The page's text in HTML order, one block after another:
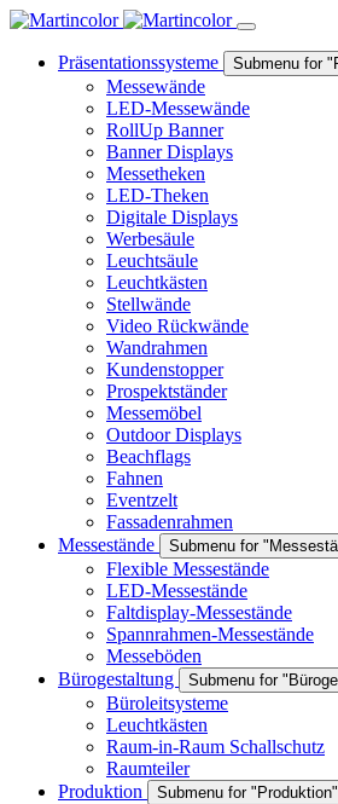
Präsentationssysteme Submenu for
Messewände
LED-Messewände
RollUp Banner
Banner Displays
Messetheken
LED-Theken
Digitale Displays
Werbesäule
Leuchtsäule
Leuchtkästen
Stellwände
Video Rückwände
Wandrahmen
Kundenstopper
Prospektständer
Messemöbel
Outdoor Displays
Beachflags
Fahnen
Eventzelt
Fassadenrahmen
Messestände
Submenu for
Flexible Messestände
LED-Messestände
Faltdisplay-Messestände
Spannrahmen-Messestände
Messeböden
Bürogestaltung
Submenu for
Büroleitsysteme
Leuchtkästen
Raum-in-Raum Schallschutz
Raumteiler
Produktion
Submenu for "Produktion"